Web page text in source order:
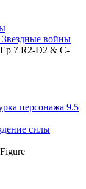
войны
7 R2-D2 & C-
силы